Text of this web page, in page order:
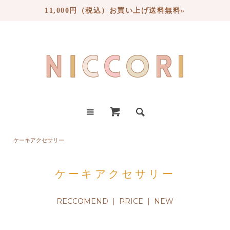
11,000円（税込）お買い上げ送料無料»
ケーキアクセサリー
ケーキアクセサリー
RECCOMEND | PRICE | NEW